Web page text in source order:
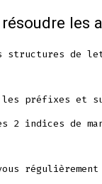
les
structures de
préfixes et
2 indices de